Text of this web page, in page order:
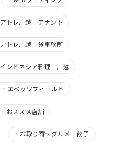
アトレ川越 テナント
アトレ川越 貸事務所
インドネシア料理 川越
・ エベッツフィールド
・ おススメ店舗
・ お取り寄せグルメ 餃子